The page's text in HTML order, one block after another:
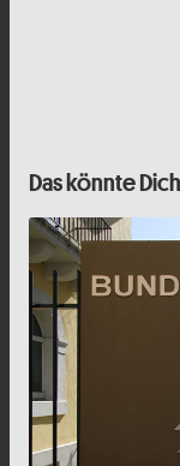
Das könnte